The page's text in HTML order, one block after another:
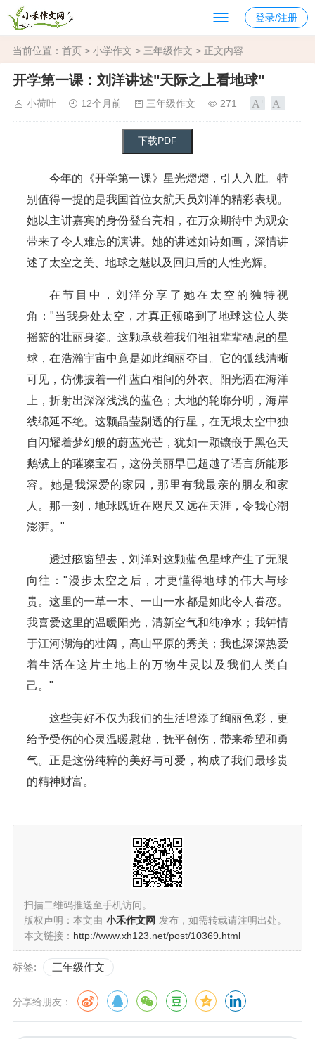
登录/注册
当前位置： 首页 > 小学作文 > 三年级作文 > 正文内容
开学第一课：刘洋讲述"天际之上看地球"
小荷叶 12个月前 三年级作文 271
今年的《开学第一课》星光熠熠，引人入胜。特
别值得一提的是我国首位女航天员刘洋的精彩表现。
她以主讲嘉宾的身份登台亮相，在万众期待中为观众
带来了令人难忘的演讲。她的讲述如诗如画，深情讲
述了太空之美、地球之魅以及回归后的人性光辉。
在节目中，刘洋分享了她在太空的独特视
角："当我身处太空，才真正领略到了地球这位人类
摇篮的壮丽身姿。这颗承载着我们祖祖辈辈栖息的星
球，在浩瀚宇宙中竟是如此绚丽夺目。它的弧线清晰
可见，仿佛披着一件蓝白相间的外衣。阳光洒在海洋
上，折射出深深浅浅的蓝色；大地的轮廓分明，海岸
线绵延不绝。这颗晶莹剔透的行星，在无垠太空中独
自闪耀着梦幻般的蔚蓝光芒，犹如一颗镶嵌于黑色天
鹅绒上的璀璨宝石，这份美丽早已超越了语言所能形
容。她是我深爱的家园，那里有我最亲的朋友和家
人。那一刻，地球既近在咫尺又远在天涯，令我心潮
澎湃。"
透过舷窗望去，刘洋对这颗蓝色星球产生了无限
向往："漫步太空之后，才更懂得地球的伟大与珍
贵。这里的一草一木、一山一水都是如此令人眷恋。
我喜爱这里的温暖阳光，清新空气和纯净水；我钟情
于江河湖海的壮阔，高山平原的秀美；我也深深热爱
着生活在这片土地上的万物生灵以及我们人类自
己。"
这些美好不仅为我们的生活增添了绚丽色彩，更
给予受伤的心灵温暖慰藉，抚平创伤，带来希望和勇
气。正是这份纯粹的美好与可爱，构成了我们最珍贵
的精神财富。
扫描二维码推送至手机访问。
版权声明：本文由 小禾作文网 发布，如需转载请注明出处。
本文链接： http://www.xh123.net/post/10369.html
标签: 三年级作文
分享给朋友：